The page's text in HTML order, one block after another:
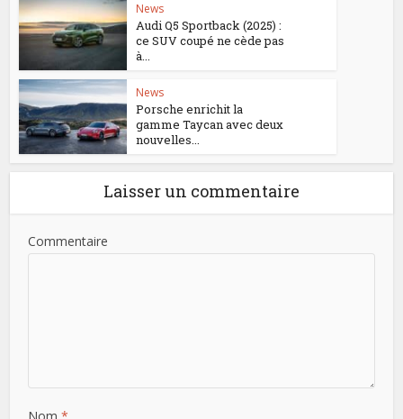
News
Audi Q5 Sportback (2025) :
ce SUV coupé ne cède pas
à...
News
Porsche enrichit la
gamme Taycan avec deux
nouvelles...
Laisser un commentaire
Commentaire
Nom*